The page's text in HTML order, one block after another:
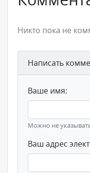
Никто пока не
Написать
Ваше имя:
Можно не
Ваш адрес